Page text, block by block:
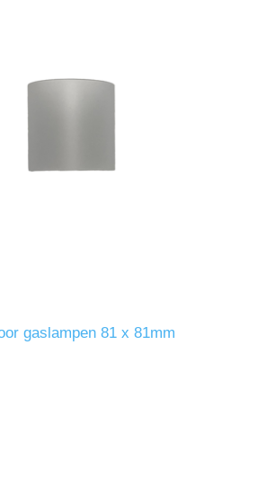
gaslampen 81 x 81mm